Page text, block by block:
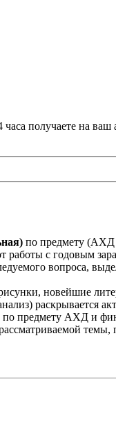
получаете на ваш
по предмету (АХД
с годовым
вопроса,
новейшие
раскрывается
предмету АХД и